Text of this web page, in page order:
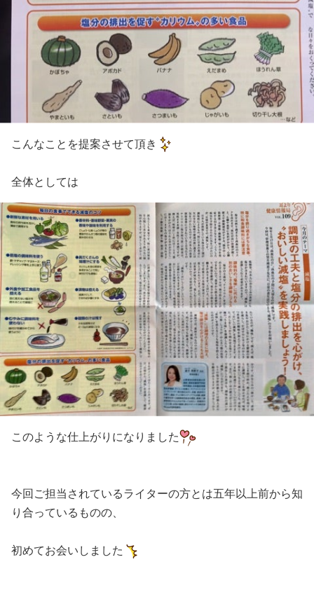
こんなことを提案させて頂き
全体としては
このような仕上がりになりました
今回ご担当されているライターの方とは五年以上前から知
り合っているものの、
初めてお会いしました